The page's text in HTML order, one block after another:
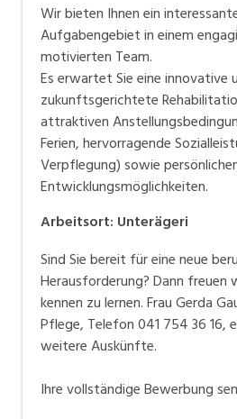
Wir bieten Ihnen ein
Aufgabengebiet in einem
motivierten Team.
Es erwartet Sie eine innovative
zukunftsgerichtete
attraktiven
Ferien, hervorragende
Verpflegung) sowie
Entwicklungsmöglichkeiten.
Arbeitsort: Unterägeri
Sind Sie bereit für eine neue
Herausforderung? Dann freuen
kennen zu lernen. Frau Gerda
Pflege, Telefon 041 754 36 16,
weitere Auskünfte.
Ihre vollständige Bewerbung